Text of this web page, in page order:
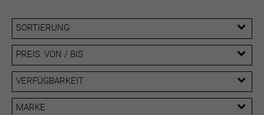
SORTIERUNG
PREIS: VON / BIS
EUR
EUR
VERFÜGBARKEIT
MARKE